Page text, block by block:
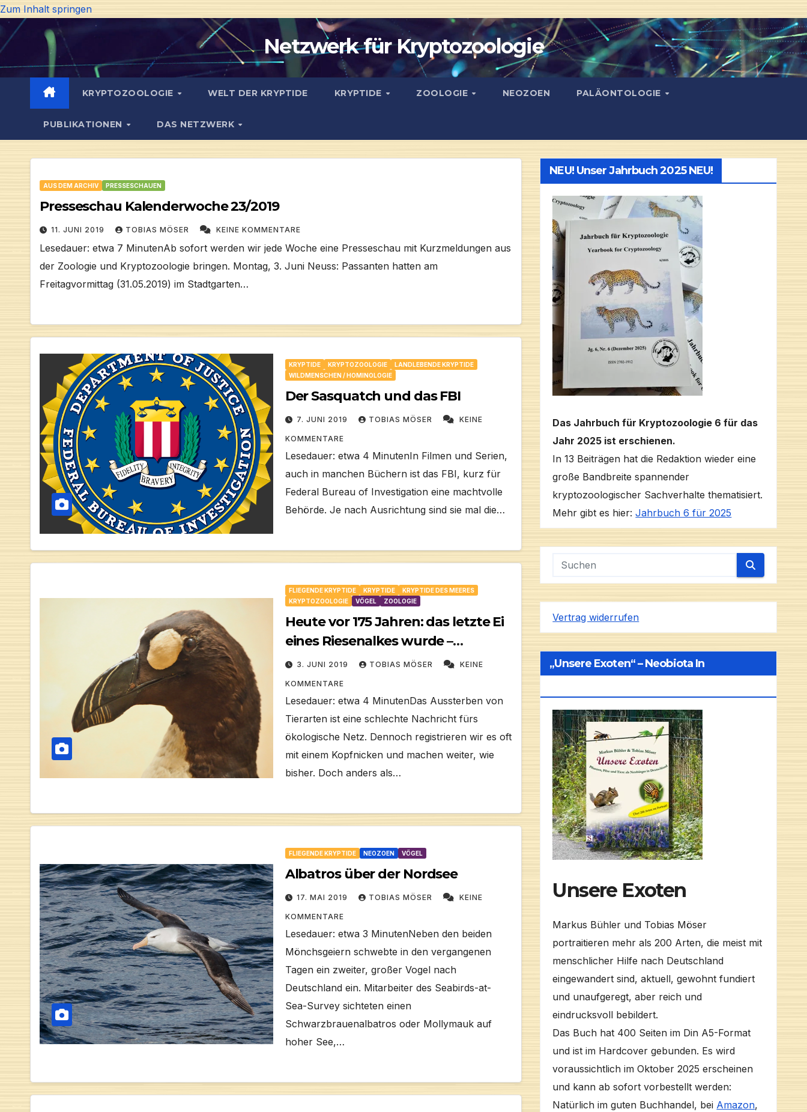
Zum Inhalt springen
Netzwerk für Kryptozoologie
KRYPTOZOOLOGIE WELT DER KRYPTIDE KRYPTIDE ZOOLOGIE NEOZOEN PALÄONTOLOGIE
PUBLIKATIONEN DAS NETZWERK
AUS DEM ARCHIV PRESSESCHAUEN
Presseschau Kalenderwoche 23/2019
11. JUNI 2019 TOBIAS MÖSER KEINE KOMMENTARE
Lesedauer: etwa 7 MinutenAb sofort werden wir jede Woche eine Presseschau mit Kurzmeldungen aus
der Zoologie und Kryptozoologie bringen. Montag, 3. Juni Neuss: Passanten hatten am
Freitagvormittag (31.05.2019) im Stadtgarten…
KRYPTIDE KRYPTOZOOLOGIE
LANDLEBENDE KRYPTIDE
WILDMENSCHEN / HOMINOLOGIE
Der Sasquatch und das FBI
7. JUNI 2019 TOBIAS MÖSER KEINE
KOMMENTARE
Lesedauer: etwa 4 MinutenIn Filmen und Serien,
auch in manchen Büchern ist das FBI, kurz für
Federal Bureau of Investigation eine machtvolle
Behörde. Je nach Ausrichtung sind sie mal die…
FLIEGENDE KRYPTIDE KRYPTIDE
KRYPTIDE DES MEERES
KRYPTOZOOLOGIE
VÖGEL ZOOLOGIE
Heute vor 175 Jahren: das letzte Ei
eines Riesenalkes wurde –
zertreten
3. JUNI 2019 TOBIAS MÖSER KEINE
KOMMENTARE
Lesedauer: etwa 4 MinutenDas Aussterben von
Tierarten ist eine schlechte Nachricht fürs
ökologische Netz. Dennoch registrieren wir es oft
mit einem Kopfnicken und machen weiter, wie
bisher. Doch anders als…
FLIEGENDE KRYPTIDE NEOZOEN VÖGEL
Albatros über der Nordsee
17. MAI 2019 TOBIAS MÖSER KEINE
KOMMENTARE
Lesedauer: etwa 3 MinutenNeben den beiden
Mönchsgeiern schwebte in den vergangenen
Tagen ein zweiter, großer Vogel nach
Deutschland ein. Mitarbeiter des Seabirds-at-
Sea-Survey sichteten einen
Schwarzbrauenalbatros oder Mollymauk auf
hoher See,…
NEU! Unser Jahrbuch 2025 NEU!
Das Jahrbuch für Kryptozoologie 6 für das
Jahr 2025 ist erschienen.
In 13 Beiträgen hat die Redaktion wieder eine
große Bandbreite spannender
kryptozoologischer Sachverhalte thematisiert.
Mehr gibt es hier:Jahrbuch 6 für 2025
Vertrag widerrufen
„Unsere Exoten“ – Neobiota In
Unsere Exoten
Markus Bühler und Tobias Möser
portraitieren mehr als 200 Arten, die meist mit
menschlicher Hilfe nach Deutschland
eingewandert sind, aktuell, gewohnt fundiert
und unaufgeregt, aber reich und
eindrucksvoll bebildert.
Das Buch hat 400 Seiten im Din A5-Format
und ist im Hardcover gebunden. Es wird
voraussichtlich im Oktober 2025 erscheinen
und kann ab sofort vorbestellt werden:
Natürlich im guten Buchhandel, bei Amazon,